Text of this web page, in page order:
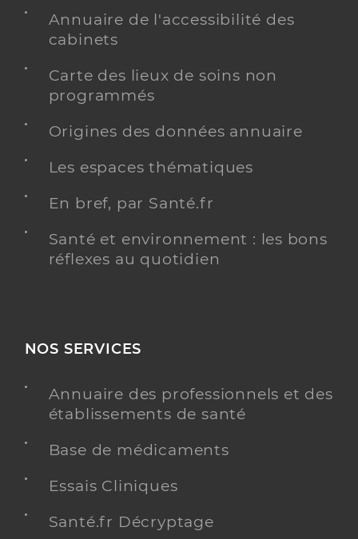
Annuaire de l'accessibilité des
cabinets
Carte des lieux de soins non
programmés
Origines des données annuaire
Les espaces thématiques
En bref, par Santé.fr
Santé et environnement : les bons
réflexes au quotidien
NOS SERVICES
Annuaire des professionnels et des
établissements de santé
Base de médicaments
Essais Cliniques
Santé.fr Décryptage